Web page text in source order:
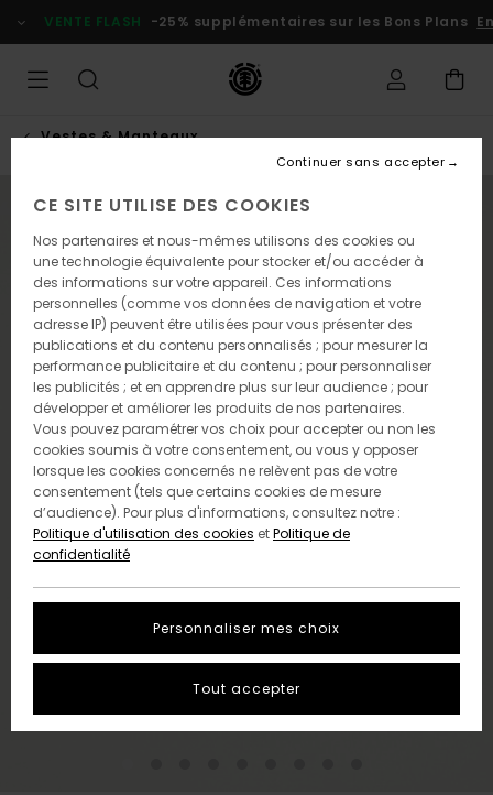
l'information
VENTE FLASH -25% supplémentaires sur les Bons Plans
Vestes & Manteaux
NOUVEAUTÉ
CE SITE UTILISE DES COOKIES
Nos partenaires et nous-mêmes utilisons des cookies ou
une technologie équivalente pour stocker et/ou accéder à
des informations sur votre appareil. Ces informations
personnelles (comme vos données de navigation et votre
adresse IP) peuvent être utilisées pour vous présenter des
publications et du contenu personnalisés ; pour mesurer la
performance publicitaire et du contenu ; pour personnaliser
les publicités ; et en apprendre plus sur leur audience ; pour
développer et améliorer les produits de nos partenaires.
Vous pouvez paramétrer vos choix pour accepter ou non les
cookies soumis à votre consentement, ou vous y opposer
lorsque les cookies concernés ne relèvent pas de votre
consentement (tels que certains cookies de mesure
d’audience). Pour plus d'informations, consultez notre :
Politique d'utilisation des cookies etPolitique de
confidentialité
Personnaliser mes choix
Continuer sans accepter
Tout accepter